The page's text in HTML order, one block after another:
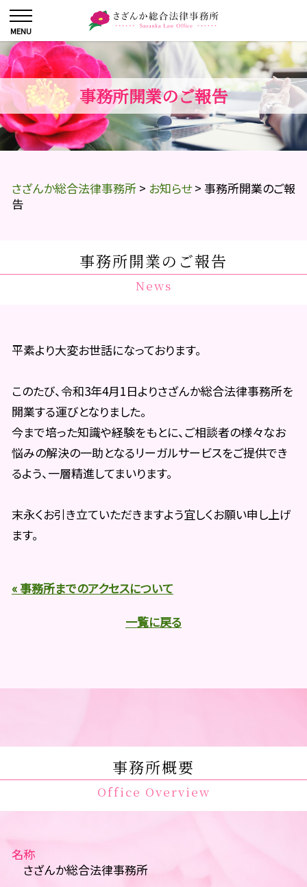
事務所開業のご報告
さざんか総合法律事務所 > お知らせ> 事務所開業のご報
告
事務所開業のご報告
News
平素より大変お世話になっております。
このたび、令和3年4月1日よりさざんか総合法律事務所を
開業する運びとなりました。
今まで培った知識や経験をもとに、ご相談者の様々なお
悩みの解決の一助となるリーガルサービスをご提供でき
るよう、一層精進してまいります。
末永くお引き立ていただきますよう宜しくお願い申し上げ
ます。
« 事務所までのアクセスについて
一覧に戻る
事務所概要
Office Overview
名称
さざんか総合法律事務所